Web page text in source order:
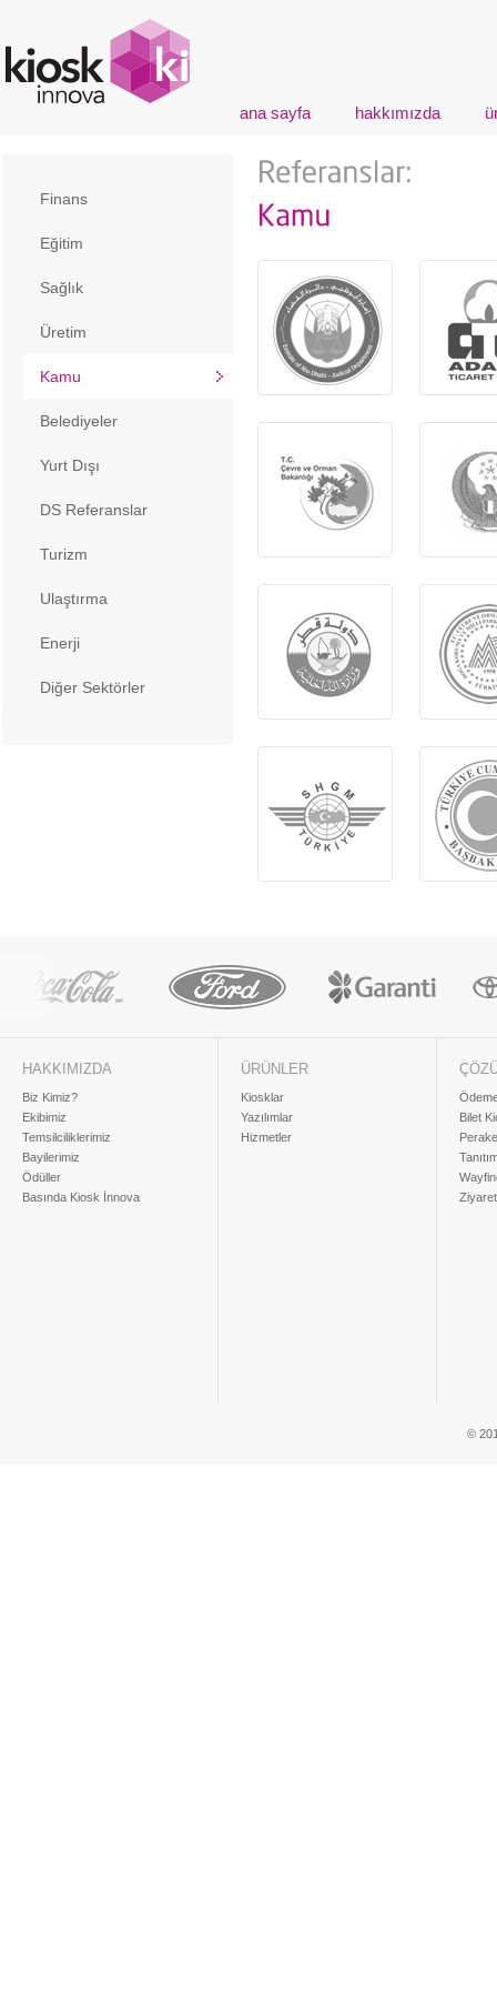
ana sayfa hakkımızda
Finans
Eğitim
Sağlık
Üretim
Kamu
Belediyeler
Yurt Dışı
DS Referanslar
Turizm
Ulaştırma
Enerji
Diğer Sektörler
HAKKIMIZDA
Biz Kimiz?
Ekibimiz
Temsilciliklerimiz
Bayilerimiz
Ödüller
Basında Kiosk İnnova
ÜRÜNLER
Kiosklar
Yazılımlar
Hizmetler
Bilet
©